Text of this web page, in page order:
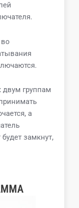
группам
а
замкнут,